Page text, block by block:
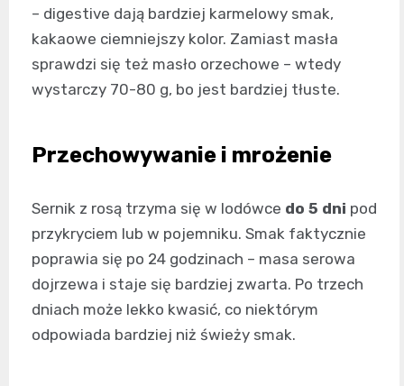
– digestive dają bardziej karmelowy smak,
kakaowe ciemniejszy kolor. Zamiast masła
sprawdzi się też masło orzechowe – wtedy
wystarczy 70-80 g, bo jest bardziej tłuste.
Przechowywanie i mrożenie
Sernik z rosą trzyma się w lodówce do 5 dni pod
przykryciem lub w pojemniku. Smak faktycznie
poprawia się po 24 godzinach – masa serowa
dojrzewa i staje się bardziej zwarta. Po trzech
dniach może lekko kwasić, co niektórym
odpowiada bardziej niż świeży smak.